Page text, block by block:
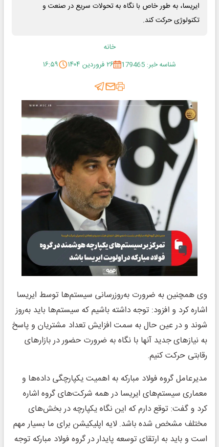
ایریسا، به طور خاص با نگاه به تحولات سریع در صنعت و
تکنولوژی حرکت کند.
خانه
شناسه خبر: 179465
۲۶ فروردین ۱۴۰۴ ۱۶:۵۹
وی همچنین به ضرورت به‌روزرسانی سیستم‌ها توسط ایریسا
اشاره کرد و افزود: توجه داشته باشیم که سیستم‌ها باید به‌روز
شوند و در عین حال به سمت افزایش تعداد مشتریان و پاسخ
به نیازهای جدید آنها با نگاه به ضرورت حضور در بازارهای
رقابتی حرکت کنیم.
مدیرعامل گروه فولاد مبارکه به اهمیت یکپارچگی داده‌ها و
معماری سیستم‌های ایریسا در همه شرکت‌های گروه اشاره
کرد و گفت: توقع دارم که این نگاه یکپارچه در بخش‌های
مختلف مشخص شده باشد. لایه اپلیکیشن برای ما بسیار مهم
است و باید به ارتقای توسعه پایدار در گروه فولاد مبارکه توجه